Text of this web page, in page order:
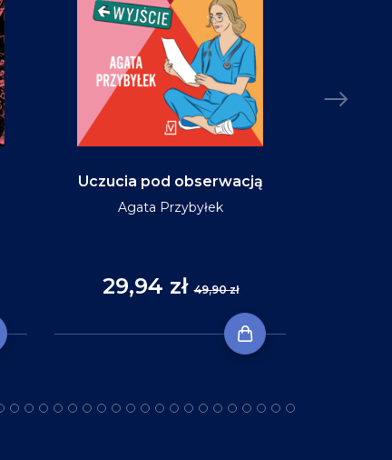
Uczucia pod obserwacją
Agata Przybyłek
29,94 zł49,90 zł